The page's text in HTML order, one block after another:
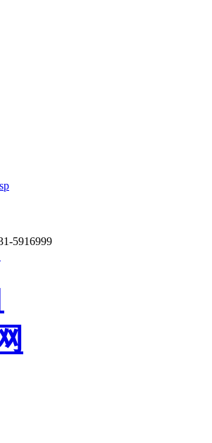
5916999